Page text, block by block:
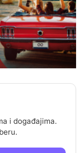
i događajima.